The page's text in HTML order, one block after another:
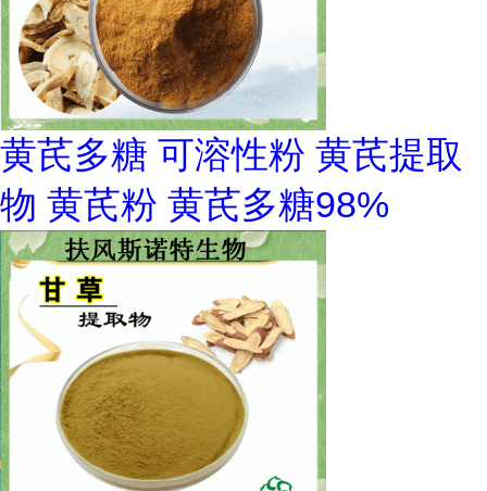
黄芪多糖 可溶性粉 黄芪提取
物 黄芪粉 黄芪多糖98%